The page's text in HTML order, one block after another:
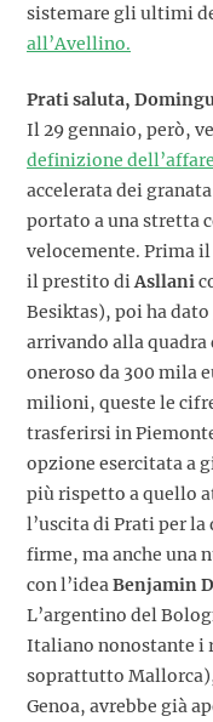
sistemare gli ultimi
all’Avellino.
Prati saluta,
Il 29 gennaio, però,
definizione
accelerata dei
portato a una stretta
velocemente. Prima
il prestito diAsllani
Besiktas), poi ha
arrivando alla
oneroso da 300 mila
milioni, queste le
trasferirsi in
opzione esercitata a
più rispetto a quello
l’uscita di Prati per
firme, ma anche una
con l’ideaBenjamin
L’argentino del
Italiano nonostante i
soprattutto
Genoa, avrebbe già